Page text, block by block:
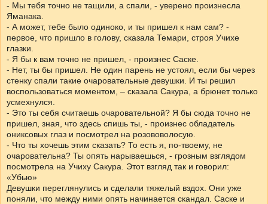
- Мы тебя точно не тащили, а спали, - уверено произнесла
Яманака.
- А может, тебе было одиноко, и ты пришел к нам сам? -
первое, что пришло в голову, сказала Темари, строя Учихе
глазки.
- Я бы к вам точно не пришел, - произнес Саске.
- Нет, ты бы пришел. Не один парень не устоял, если бы через
стенку спали такие очаровательные девушки. И ты решил
воспользоваться моментом, – сказала Сакура, а брюнет только
усмехнулся.
- Это ты себя считаешь очаровательной? Я бы сюда точно не
пришел, зная, что здесь спишь ты, - произнес обладатель
ониксовых глаз и посмотрел на розововолосую.
- Что ты хочешь этим сказать? То есть я, по-твоему, не
очаровательна? Ты опять нарываешься, - грозным взглядом
посмотрела на Учиху Сакура. Этот взгляд так и говорил:
«Убью»
Девушки переглянулись и сделали тяжелый вздох. Они уже
поняли, что между ними опять начинается скандал. Саске и